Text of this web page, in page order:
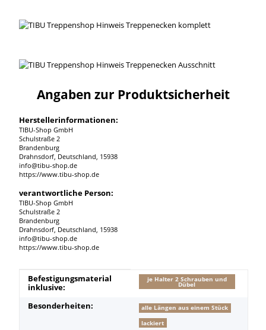
Angaben zur Produktsicherheit
Herstellerinformationen:
TIBU-Shop GmbH
Schulstraße 2
Brandenburg
Drahnsdorf, Deutschland, 15938
info@tibu-shop.de
https://www.tibu-shop.de
verantwortliche Person:
TIBU-Shop GmbH
Schulstraße 2
Brandenburg
Drahnsdorf, Deutschland, 15938
info@tibu-shop.de
https://www.tibu-shop.de
Produkteigenschaft
Wert
Befestigungsmaterial
inklusive:
je Halter 2 Schrauben und
Dübel
Besonderheiten:
alle Längen aus einem Stück
lackiert